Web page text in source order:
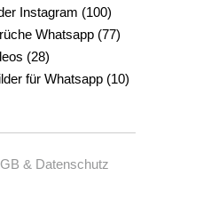
Instagram (100)
Whatsapp (77)
(28)
für Whatsapp (10)
& Datenschutz